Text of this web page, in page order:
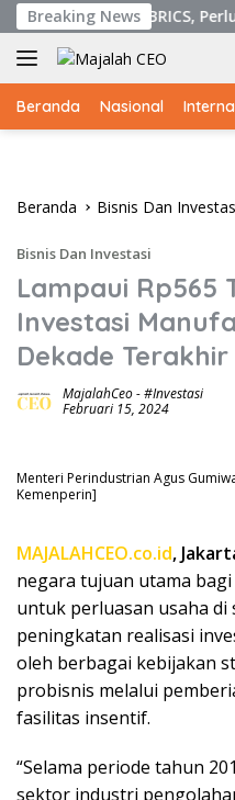
Langsung
ke
konten
Breaking News
Industri BRICS, Perluas
Beranda Nasional
Beranda Bisnis Dan
Bisnis Dan Investasi
Lampaui Rp565
Investasi
Dekade Terakhir
MajalahCeo-#Investasi
Februari 15, 2024
Menteri Perindustrian Agus
Kemenperin]
MAJALAHCEO.co.id,
negara tujuan utama
untuk perluasan usaha di
peningkatan realisasi
oleh berbagai kebijakan
probisnis melalui
fasilitas insentif.
“Selama periode tahun
sektor industri